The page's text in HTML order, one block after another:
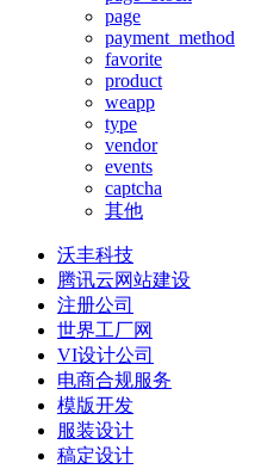
page
payment_method
favorite
product
weapp
type
vendor
events
captcha
其他
沃丰科技
腾讯云网站建设
注册公司
世界工厂网
VI设计公司
电商合规服务
模版开发
服装设计
稿定设计